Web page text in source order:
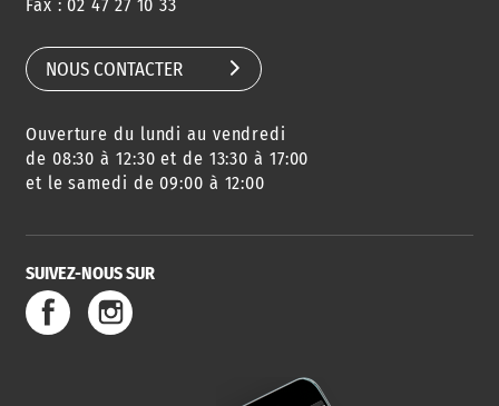
DE QUARTIER
AGENDA
DES SORTIES
URBANISME
SERVICE
DE L'EAU
Fax : 02 47 27 10 33
NOUS CONTACTER
Ouverture du lundi au vendredi
de 08:30 à 12:30 et de 13:30 à 17:00
et le samedi de 09:00 à 12:00
SUIVEZ-NOUS SUR